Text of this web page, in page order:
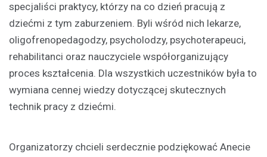
specjaliści praktycy, którzy na co dzień pracują z
dziećmi z tym zaburzeniem. Byli wśród nich lekarze,
oligofrenopedagodzy, psycholodzy, psychoterapeuci,
rehabilitanci oraz nauczyciele współorganizujący
proces kształcenia. Dla wszystkich uczestników była to
wymiana cennej wiedzy dotyczącej skutecznych
technik pracy z dziećmi.
Organizatorzy chcieli serdecznie podziękować Anecie